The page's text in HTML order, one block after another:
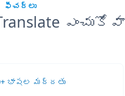
ఫీచర్లు
భాషల మద్దతు